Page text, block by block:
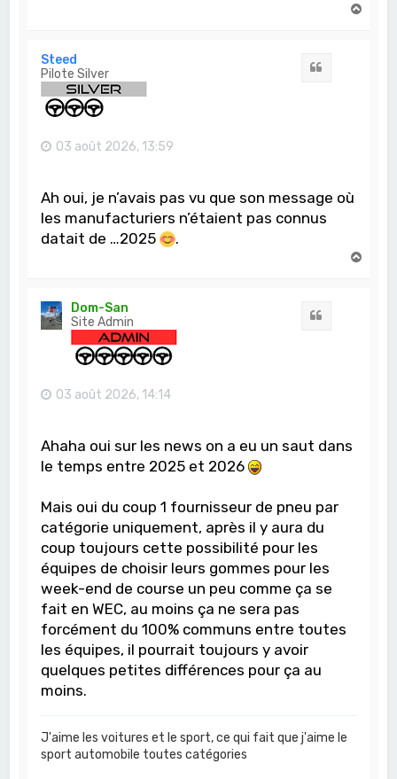
Steed
Pilote Silver
03 août 2026, 13:59
Ah oui, je n’avais pas vu que son message où
les manufacturiers n’étaient pas connus
datait de …2025
.
Dom-San
Site Admin
03 août 2026, 14:14
Ahaha oui sur les news on a eu un saut dans
le temps entre 2025 et 2026
Mais oui du coup 1 fournisseur de pneu par
catégorie uniquement, après il y aura du
coup toujours cette possibilité pour les
équipes de choisir leurs gommes pour les
week-end de course un peu comme ça se
fait en WEC, au moins ça ne sera pas
forcément du 100% communs entre toutes
les équipes, il pourrait toujours y avoir
quelques petites différences pour ça au
moins.
J'aime les voitures et le sport, ce qui fait que j'aime le
sport automobile toutes catégories